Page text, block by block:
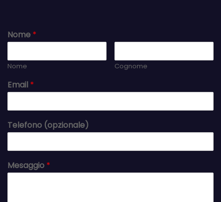
Nome *
Nome Cognome
Email *
Telefono (opzionale)
Mesaggio *